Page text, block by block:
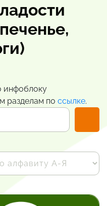
инфоблоку
разделам по ссылке.